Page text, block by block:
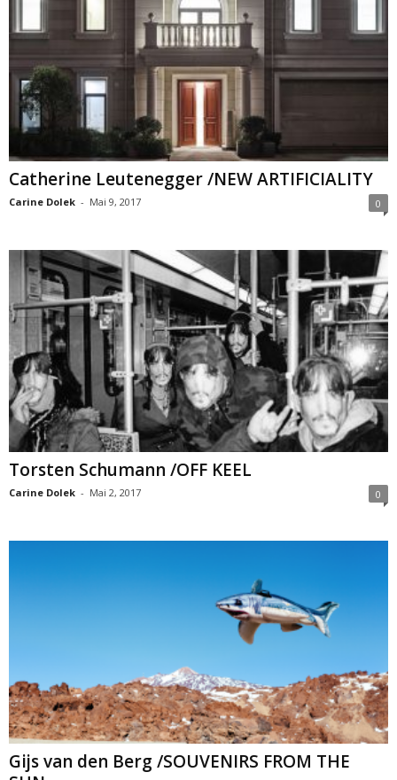
Catherine Leutenegger /NEW ARTIFICIALITY
Carine Dolek - Mai 9, 2017 0
Torsten Schumann /OFF KEEL
Carine Dolek - Mai 2, 2017 0
Gijs van den Berg /SOUVENIRS FROM THE